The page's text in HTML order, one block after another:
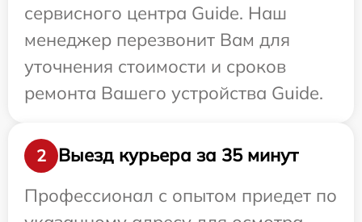
сервисного центра Guide. Наш
менеджер перезвонит Вам для
уточнения стоимости и сроков
ремонта Вашего устройства Guide.
2
Выезд курьера за 35 минут
Профессионал с опытом приедет по